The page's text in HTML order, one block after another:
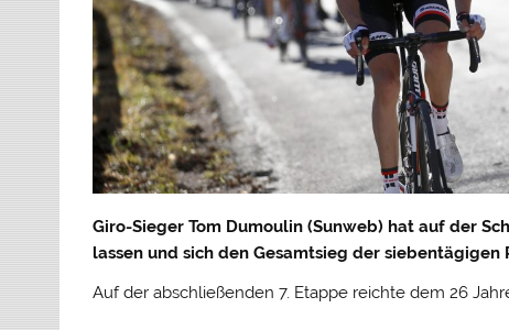
Giro-Sieger Tom Dumoulin (Sunweb) hat auf der
lassen und sich den Gesamtsieg der
Auf der abschließenden 7. Etappe reichte dem 26